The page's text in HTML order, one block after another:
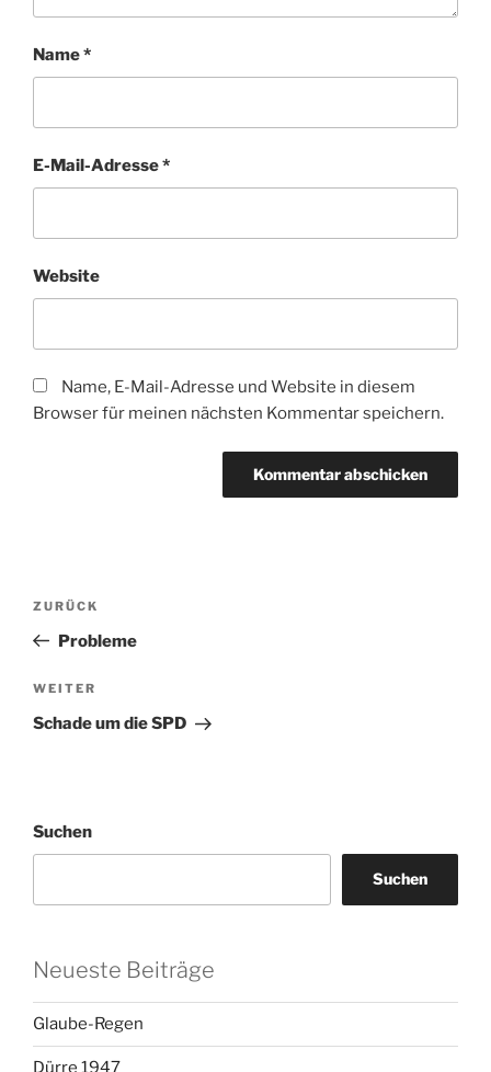
Name*
E-Mail-Adresse*
Website
Name, E-Mail-Adresse und Website in diesem
Browser für meinen nächsten Kommentar speichern.
Beitragsnavigation
Vorheriger
Beitrag
ZURÜCK
Probleme
Nächster
Beitrag
WEITER
Schade um die SPD
Suchen
Suchen
Neueste Beiträge
Glaube-Regen
Dürre 1947